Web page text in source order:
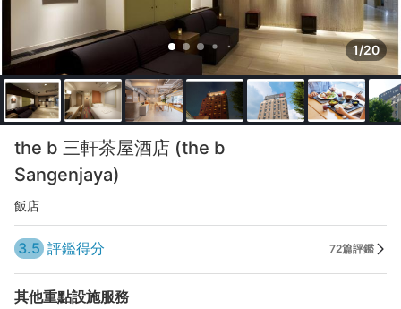
1/20
the b 三軒茶屋酒店 (the b
Sangenjaya)
飯店
3.5 評鑑得分 72篇評鑑
其他重點設施服務